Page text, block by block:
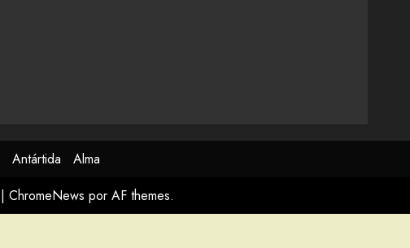
Antártida
Alma
| ChromeNews por AF themes.